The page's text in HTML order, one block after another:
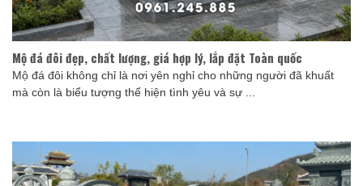
Mộ đá đôi đẹp, chất lượng, giá hợp lý, lắp đặt Toàn quốc
Mộ đá đôi không chỉ là nơi yên nghỉ cho những người đã khuất
mà còn là biểu tượng thể hiện tình yêu và sự ...